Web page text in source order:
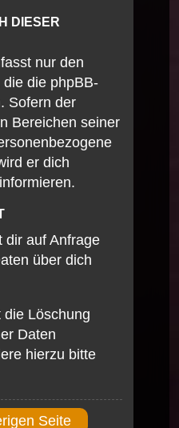
DIESER
nur den
die phpBB-
Sofern der
Bereichen seiner
er dich
dir auf Anfrage
über dich
die Löschung
Daten
hierzu bitte
Seite